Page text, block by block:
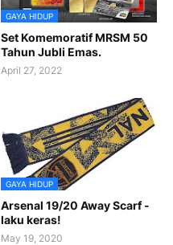
GAYA HIDUP
Set Komemoratif MRSM 50
Tahun Jubli Emas.
April 27, 2022
GAYA HIDUP
Arsenal 19/20 Away Scarf -
laku keras!
May 19, 2020